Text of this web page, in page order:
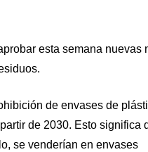
esta semana nuevas
de envases de
de 2030. Esto significa
se venderían en envases